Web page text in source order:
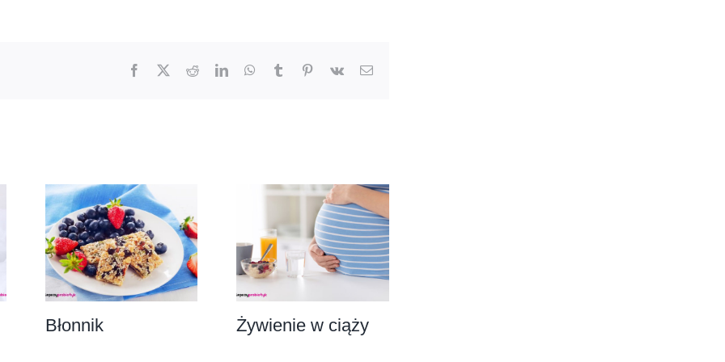
Facebook
X RedditLinkedInWhatsApp
TumblrPinterest
Vk Email
Błonnik Żywienie w ciąży